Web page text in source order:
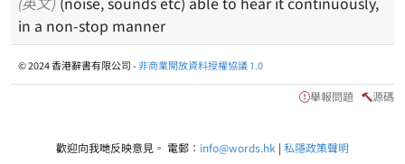
in a non-stop manner
© 2024 香港辭書有限公司 -非商業開放資料授權協議 1.0
舉報問題 源碼
歡迎向我哋反映意見。 電郵： info@words.hk | 私隱政策聲明